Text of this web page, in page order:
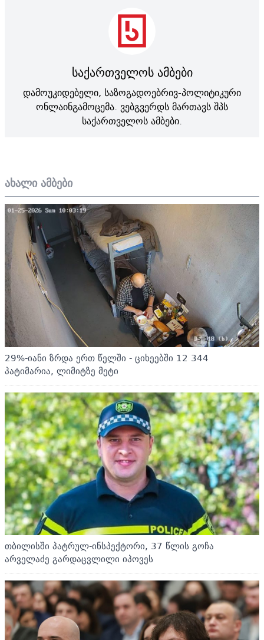
ახალი ამბები
29%-იანი ზრდა ერთ წელში - ციხეებში 12 344
პატიმარია, ლიმიტზე მეტი
თბილისში პატრულ-ინსპექტორი, 37 წლის გოჩა
არველაძე გარდაცვლილი იპოვეს
საქართველოს ამბები
დამოუკიდებელი, საზოგადოებრივ-პოლიტიკური
ონლაინგამოცემა. ვებგვერდს მართავს შპს
საქართველოს ამბები.